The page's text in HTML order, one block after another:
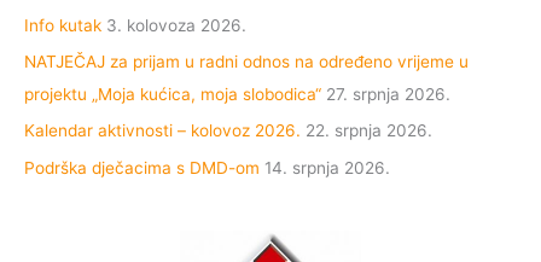
Info kutak 3. kolovoza 2026.
NATJEČAJ za prijam u radni odnos na određeno vrijeme u
projektu „Moja kućica, moja slobodica“ 27. srpnja 2026.
Kalendar aktivnosti – kolovoz 2026. 22. srpnja 2026.
Podrška dječacima s DMD-om 14. srpnja 2026.